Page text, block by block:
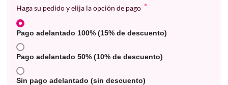
Haga su pedido y elija la opción de pago *
Pago adelantado 100% (15% de descuento)
Pago adelantado 50% (10% de descuento)
Sin pago adelantado (sin descuento)